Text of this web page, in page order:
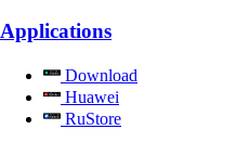
Applications
Download
Huawei
RuStore